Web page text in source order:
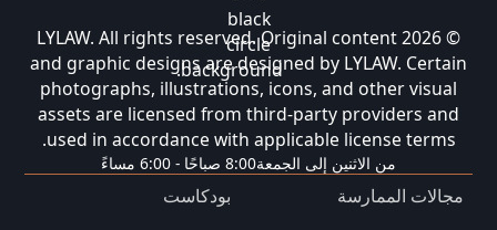
© 2026 LYLAW. All rights reserved. Original content
and graphic designs are designed by LYLAW. Certain
photographs, illustrations, icons, and other visual
assets are licensed from third-party providers and
used in accordance with applicable license terms.
من الاثنين إلى الجمعة8:00 صباحًا - 6:00 مساءً
مجالات الممارسة بودكاست